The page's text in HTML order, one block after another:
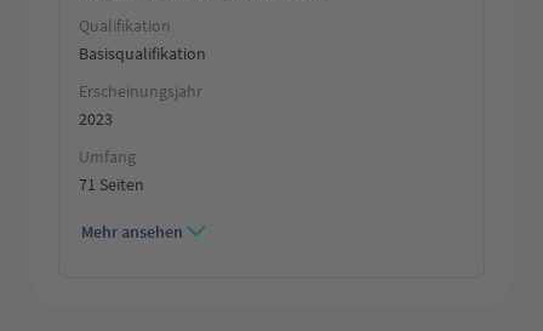
Qualifikation
Basisqualifikation
Erscheinungsjahr
2023
Umfang
71 Seiten
Mehr ansehen